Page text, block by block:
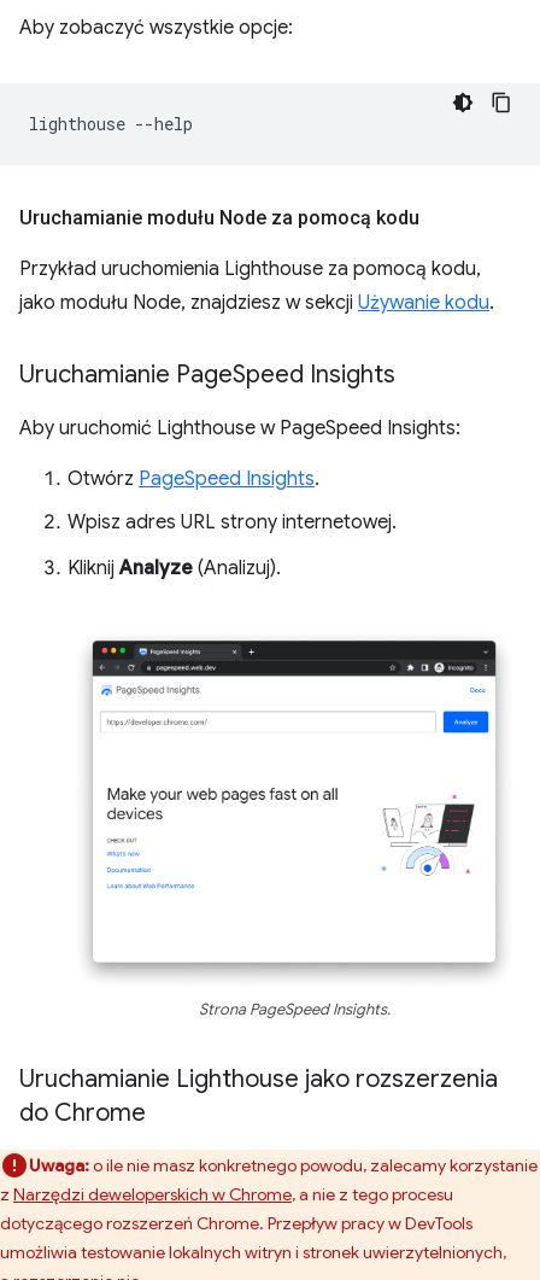
Aby zobaczyć wszystkie opcje:
lighthouse
Uruchamianie modułu Node za pomocą kodu
Przykład uruchomienia Lighthouse za pomocą kodu,
jako modułu Node, znajdziesz w sekcji Używanie kodu.
Uruchamianie PageSpeed Insights
Aby uruchomić Lighthouse w PageSpeed Insights:
Otwórz PageSpeed Insights.
Wpisz adres URL strony internetowej.
KliknijAnalyze (Analizuj).
Strona PageSpeed Insights.
Uruchamianie Lighthouse jako rozszerzenia
do Chrome
Uwaga:o ile nie masz konkretnego powodu, zalecamy korzystanie
z Narzędzi deweloperskich w Chrome, a nie z tego procesu
dotyczącego rozszerzeń Chrome. Przepływ pracy w DevTools
umożliwia testowanie lokalnych witryn i stronek uwierzytelnionych,